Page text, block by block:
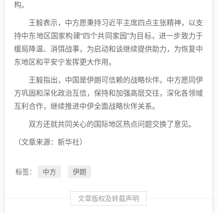
构。
王毅表示，中方愿秉持习近平主席四点主张精神，以支
持中东地区国家构建“四个共同家园”为目标，进一步致力于
缓局降温、消弭战事，为启动和谈继续提供助力，为恢复中
东地区和平安宁发挥更大作用。
王毅指出，中国是伊朗可信赖的战略伙伴。中方愿同伊
方巩固和深化政治互信，保持和加强高层交往，深化各领域
互利合作，继续推进中伊全面战略伙伴关系。
双方还就共同关心的国际地区热点问题交换了意见。
（文章来源：新华社）
标签： 中方 伊朗
文章版权及转载声明